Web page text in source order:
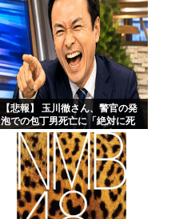
【悲報】 玉川徹さん、警官の発
泡での包丁男死亡に「絶対に死
刑にならない罪なのに警察が死
刑にした！」 → 元警官のマジレ
スがコチラ → ………